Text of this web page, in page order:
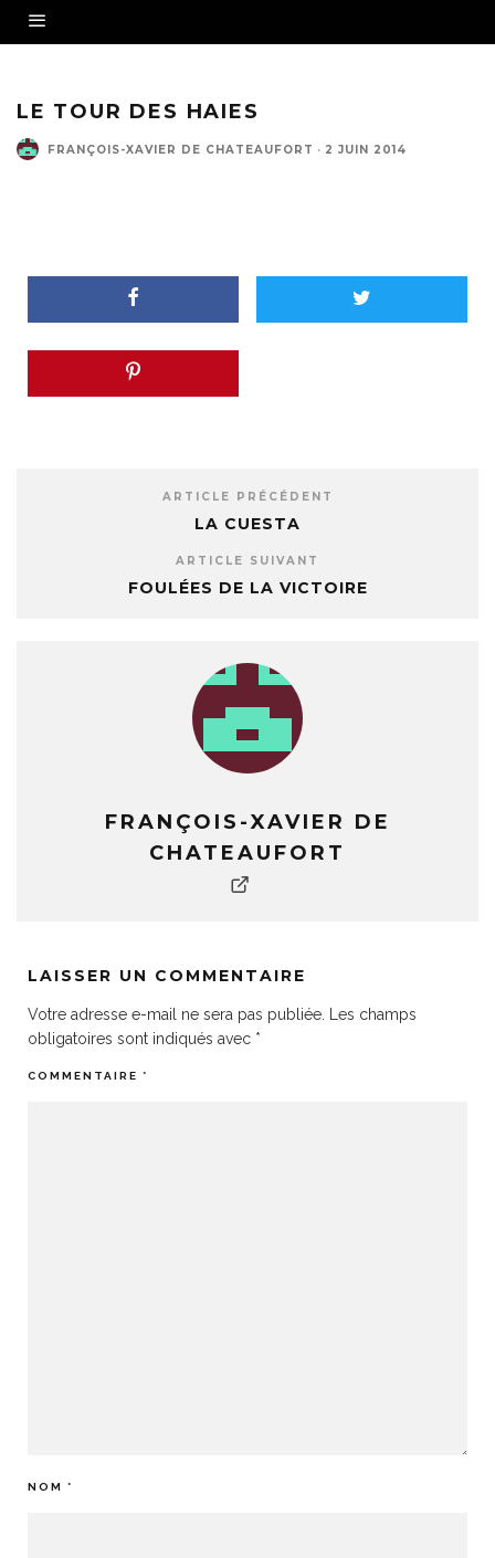
LE TOUR DES HAIES
FRANÇOIS-XAVIER DE CHATEAUFORT · 2 JUIN 2014
ARTICLE PRÉCÉDENT
LA CUESTA
ARTICLE SUIVANT
FOULÉES DE LA VICTOIRE
FRANÇOIS-XAVIER DE
CHATEAUFORT
LAISSER UN COMMENTAIRE
Votre adresse e-mail ne sera pas publiée.
Les champs
obligatoires sont indiqués avec *
COMMENTAIRE *
NOM *